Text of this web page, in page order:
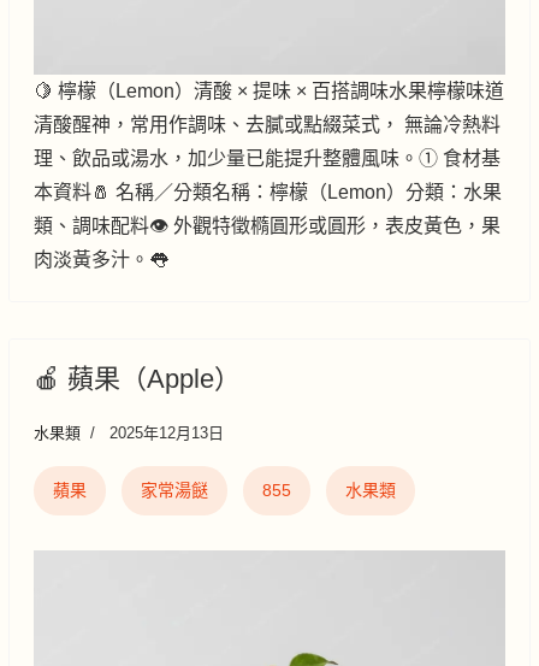
🍋 檸檬（Lemon）清酸 × 提味 × 百搭調味水果檸檬味道
清酸醒神，常用作調味、去膩或點綴菜式， 無論冷熱料
理、飲品或湯水，加少量已能提升整體風味。① 食材基
本資料🧂 名稱／分類名稱：檸檬（Lemon）分類：水果
類、調味配料👁️ 外觀特徵橢圓形或圓形，表皮黃色，果
肉淡黃多汁。👅
🍎 蘋果（Apple）
水果類 2025年12月13日
蘋果 家常湯餸 855 水果類